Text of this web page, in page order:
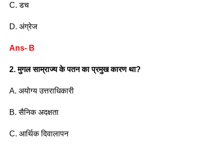
C. डच
D. अंग्रेज
Ans- B
2. मुगल साम्राज्य के पतन का प्रमुख कारण था?
A. अयोग्य उत्तराधिकारी
B. सैनिक अदक्षता
C. आर्थिक दिवालापन